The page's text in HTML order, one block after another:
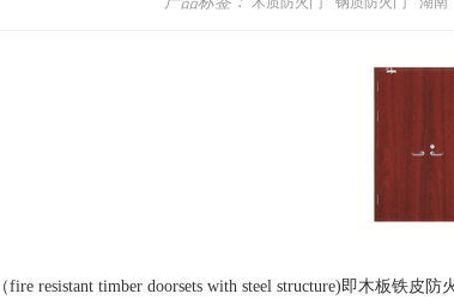
（fire resistant timber doorsets with steel structure)即木板铁